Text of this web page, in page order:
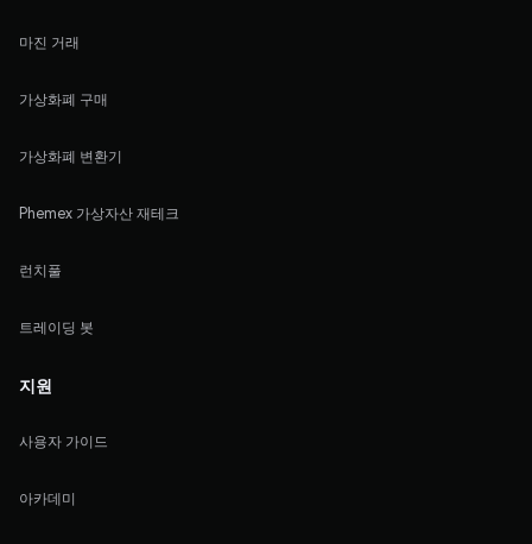
마진 거래
가상화폐 구매
가상화폐 변환기
Phemex 가상자산 재테크
런치풀
트레이딩 봇
지원
사용자 가이드
아카데미